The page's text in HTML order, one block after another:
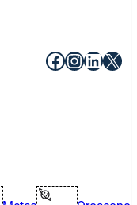
Facebook
X